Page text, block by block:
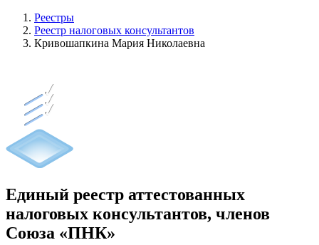
Реестры
Реестр налоговых консультантов
Кривошапкина Мария Николаевна
Единый реестр аттестованных
налоговых консультантов, членов
Союза «ПНК»